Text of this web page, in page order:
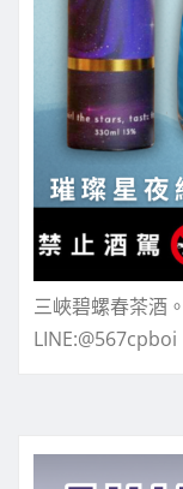
三峽碧螺春茶酒
LINE:@567cpboi